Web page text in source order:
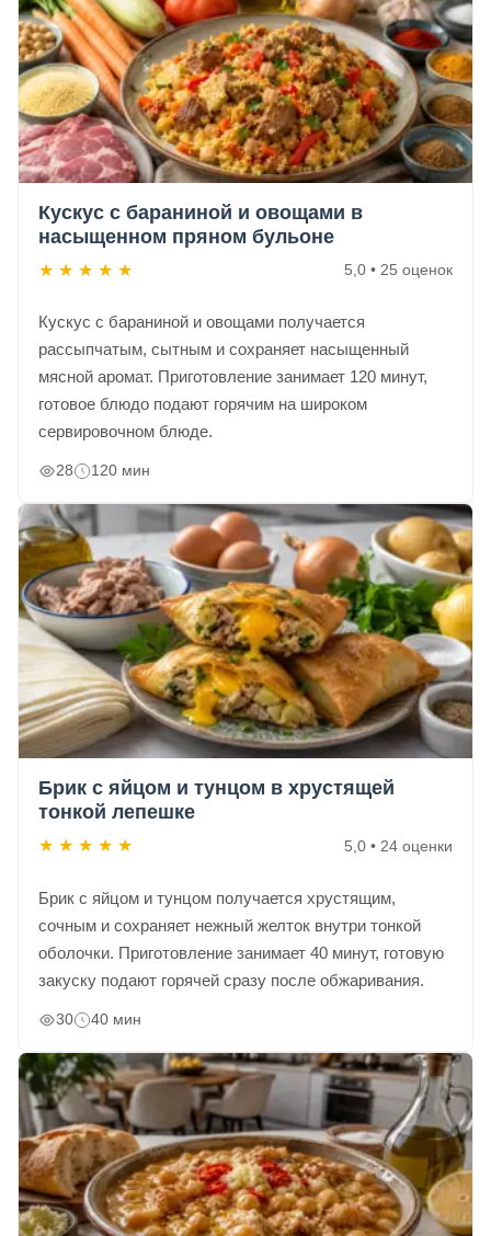
Кускус с бараниной и овощами в
насыщенном пряном бульоне
★ ★ ★ ★ ★ 5,0 • 25 оценок
Кускус с бараниной и овощами получается
рассыпчатым, сытным и сохраняет насыщенный
мясной аромат. Приготовление занимает 120 минут,
готовое блюдо подают горячим на широком
сервировочном блюде.
28 120 мин
Брик с яйцом и тунцом в хрустящей
тонкой лепешке
★ ★ ★ ★ ★ 5,0 • 24 оценки
Брик с яйцом и тунцом получается хрустящим,
сочным и сохраняет нежный желток внутри тонкой
оболочки. Приготовление занимает 40 минут, готовую
закуску подают горячей сразу после обжаривания.
30 40 мин